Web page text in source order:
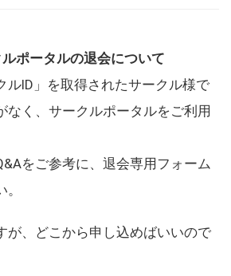
ポータルの退会について
ルID」を取得されたサークル様で
なく、サークルポータルをご利用
をご参考に、退会専用フォーム
、どこから申し込めばいいので